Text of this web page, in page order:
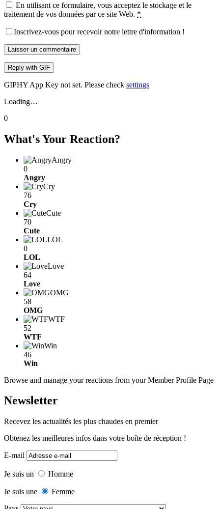
En utilisant ce formulaire, vous acceptez le stockage et le
traitement de vos données par ce site Web. *
Inscrivez-vous pour recevoir notre lettre d'information !
Laisser un commentaire
Reply with GIF
GIPHY App Key not set. Please check settings
Loading…
0
What's Your Reaction?
Angry
0
Angry
Cry
76
Cry
Cute
70
Cute
LOL
0
LOL
Love
64
Love
OMG
58
OMG
WTF
52
WTF
Win
46
Win
Browse and manage your reactions from your Member Profile Page
Newsletter
Recevez les actualités les plus chaudes en premier
Obtenez les meilleures infos dans votre boîte de réception !
E-mail
Je suis un Homme
Je suis une
Femme